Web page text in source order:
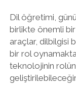
Dil öğretimi,
birlikte önemli bir
araçlar, dilbilgisi
bir rol
teknolojinin